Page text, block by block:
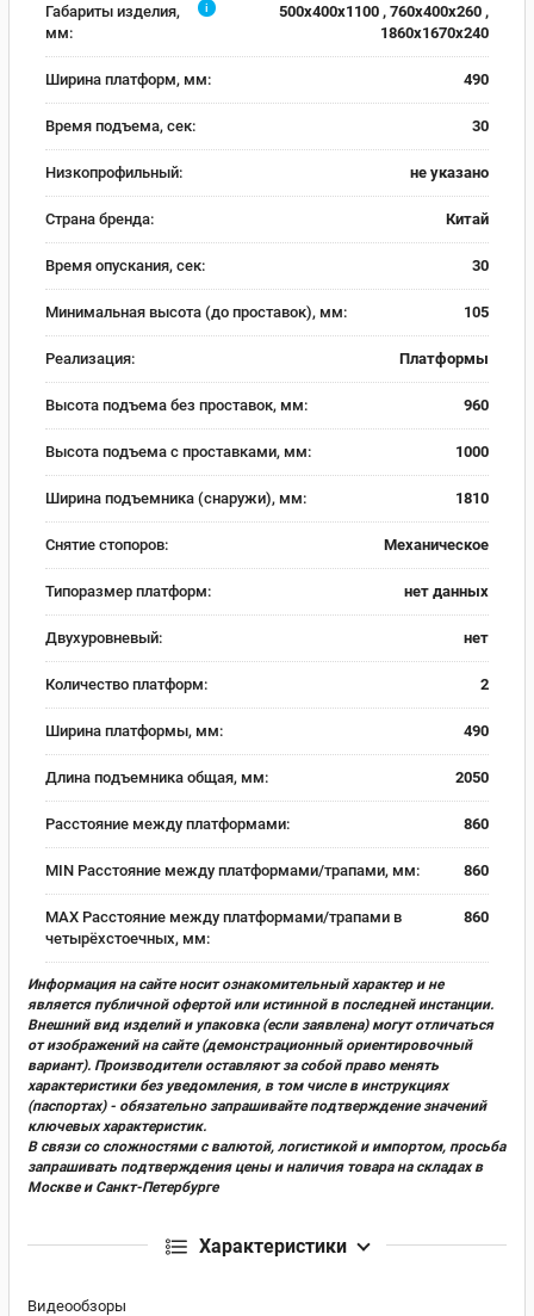
Габариты изделия,
мм:
i
500x400x1100 , 760x400x260 ,
1860x1670x240
Ширина платформ, мм: 490
Время подъема, сек: 30
Низкопрофильный: не указано
Страна бренда: Китай
Время опускания, сек: 30
Минимальная высота (до проставок), мм: 105
Реализация: Платформы
Высота подъема без проставок, мм: 960
Высота подъема с проставками, мм: 1000
Ширина подъемника (снаружи), мм: 1810
Снятие стопоров: Механическое
Типоразмер платформ: нет данных
Двухуровневый: нет
Количество платформ: 2
Ширина платформы, мм: 490
Длина подъемника общая, мм: 2050
Расстояние между платформами: 860
MIN Расстояние между платформами/трапами, мм: 860
MAX Расстояние между платформами/трапами в
четырёхстоечных, мм:
860
Информация на сайте носит ознакомительный характер и не
является публичной офертой или истинной в последней инстанции.
Внешний вид изделий и упаковка (если заявлена) могут отличаться
от изображений на сайте (демонстрационный ориентировочный
вариант). Производители оставляют за собой право менять
характеристики без уведомления, в том числе в инструкциях
(паспортах) - обязательно запрашивайте подтверждение значений
ключевых характеристик.
В связи со сложностями с валютой, логистикой и импортом, просьба
запрашивать подтверждения цены и наличия товара на складах в
Москве и Санкт-Петербурге
Характеристики
Видеообзоры